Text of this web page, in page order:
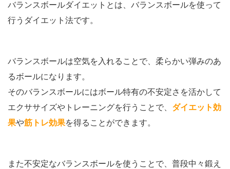
バランスボールダイエットとは、バランスボールを使って
行うダイエット法です。
バランスボールは空気を入れることで、柔らかい弾みのあ
るボールになります。
そのバランスボールにはボール特有の不安定さを活かして
エクササイズやトレーニングを行うことで、 ダイエット効
果や筋トレ効果を得ることができます。
また不安定なバランスボールを使うことで、普段中々鍛え